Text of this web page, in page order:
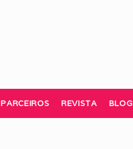
PARCEIROS REVISTA BLOG